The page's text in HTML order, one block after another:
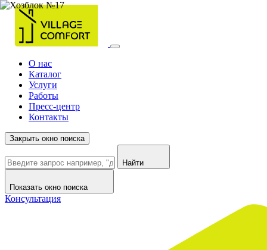
О нас
Каталог
Услуги
Работы
Пресс-центр
Контакты
Закрыть окно поиска
Найти
Показать окно поиска
Консультация